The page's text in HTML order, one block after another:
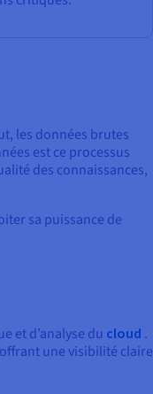
les données brutes
est ce processus
des connaissances,
sa puissance de
et d’analyse du cloud .
une visibilité claire